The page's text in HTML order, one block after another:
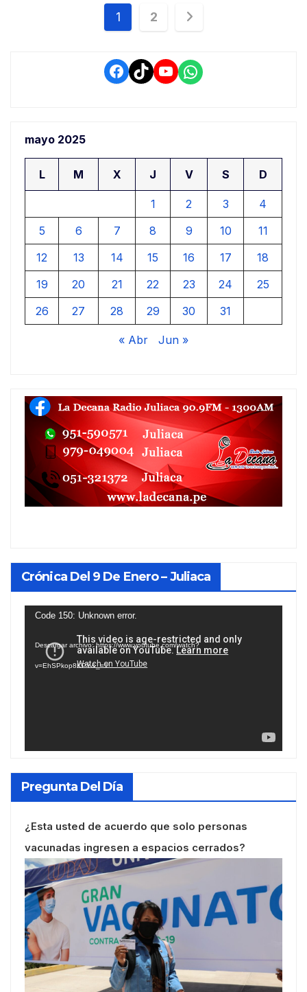
Navegación
entradas
1 2
Facebook
TikTokYouTube
WhatsApp
mayo 2025
L M X J V S D
1 2 3
4
5
6 7 8 9 10
11
12
13 14 15 16 17
18
19
20 21 22 23 24
25
26
27 28 29 30 31
« Abr Jun »
Crónica Del 9 De Enero – Juliaca
Reproductor
vídeo
Code 150: Unknown error.
Descargar archivo: https://www.youtube.com/watch?
v=EhSPkop8KPY&_=1
Pregunta Del Día
¿Esta usted de acuerdo que solo personas
vacunadas ingresen a espacios cerrados?